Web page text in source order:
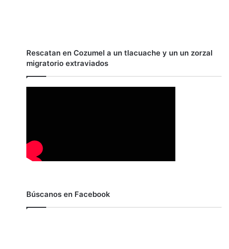
Rescatan en Cozumel a un tlacuache y un un zorzal
migratorio extraviados
Búscanos en Facebook